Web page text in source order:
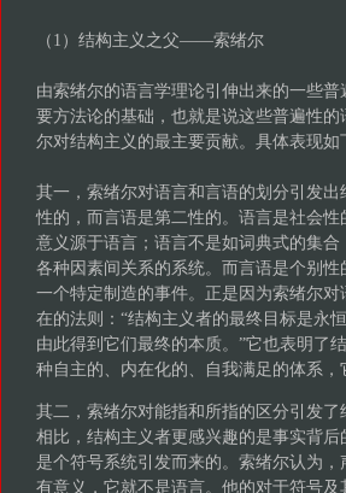
（1）结构主义之父——索绪尔
由索绪尔的语言学理论引伸出来的一些
要方法论的基础，也就是说这些普遍性
尔对结构主义的最主要贡献。具体表现如
其一，索绪尔对语言和言语的划分引发
性的，而言语是第二性的。语言是社会
意义源于语言；语言不是如词典式的集
各种因素间关系的系统。而言语是个别
一个特定制造的事件。正是因为索绪尔
在的法则：“结构主义者的最终目标是永
由此得到它们最终的本质。”它也表明
种自主的、内在化的、自我满足的体系
其二，索绪尔对能指和所指的区分引发
相比，结构主义者更感兴趣的是事实背
是个符号系统引发而来的。索绪尔认为
有意义，它就不是语言。他的对于符号